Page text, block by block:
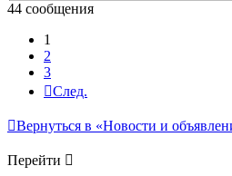
44 сообщения
1
2
3
След.
Вернуться в «Новости и
Перейти